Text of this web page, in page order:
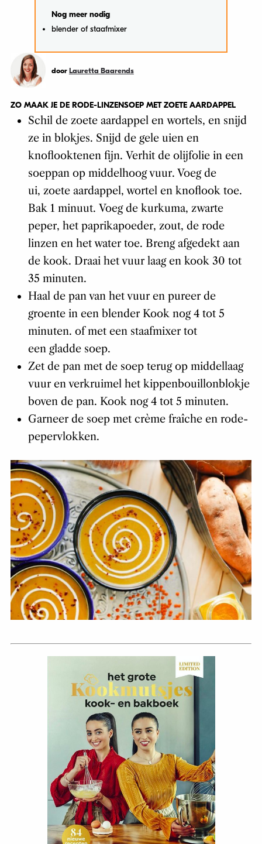
Nog meer nodig
blender of staafmixer
door Lauretta Baarends
ZO MAAK JE DE RODE-LINZENSOEP MET ZOETE AARDAPPEL
Schil de zoete aardappel en wortels, en snijd
ze in blokjes. Snijd de gele uien en
knoflooktenen fijn. Verhit de olijfolie in een
soeppan op middelhoog vuur. Voeg de
ui, zoete aardappel, wortel en knoflook toe.
Bak 1 minuut. Voeg de kurkuma, zwarte
peper, het paprikapoeder, zout, de rode
linzen en het water toe. Breng afgedekt aan
de kook. Draai het vuur laag en kook 30 tot
35 minuten.
Haal de pan van het vuur en pureer de
groente in een blender Kook nog 4 tot 5
minuten. of met een staafmixer tot
een gladde soep.
Zet de pan met de soep terug op middellaag
vuur en verkruimel het kippenbouillonblokje
boven de pan. Kook nog 4 tot 5 minuten.
Garneer de soep met crème fraîche en rode-
pepervlokken.